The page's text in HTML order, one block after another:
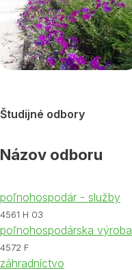
Študijné odbory
Názov odboru
poľnohospodár - služby
4561 H 03
poľnohospodárska výroba
4572 F
záhradníctvo